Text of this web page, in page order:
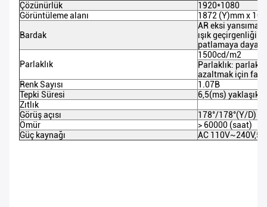
Çözünürlük
1920*1080
Görüntüleme alanı
1872 (Y)mm x
Bardak
AR eksi yansıma
ışık geçirgenliği
patlamaya
Parlaklık
1500cd/m2
Parlaklık:
azaltmak için
Renk Sayısı
1.07B
Tepki Süresi
6,5(ms) yaklaşık
Zıtlık
Görüş açısı
178°/178°(Y/D)
Ömür
> 60000 (saat)
Güç kaynağı
AC